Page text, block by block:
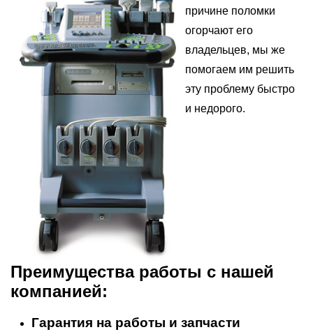
причине поломки
огорчают его
владельцев, мы же
помогаем им решить
эту проблему быстро
и недорого.
Преимущества работы с нашей
компанией:
Гарантия на работы и запчасти